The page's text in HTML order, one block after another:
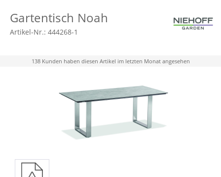
Gartentisch Noah
Artikel-Nr.: 444268-1
138 Kunden haben diesen Artikel im letzten Monat angesehen